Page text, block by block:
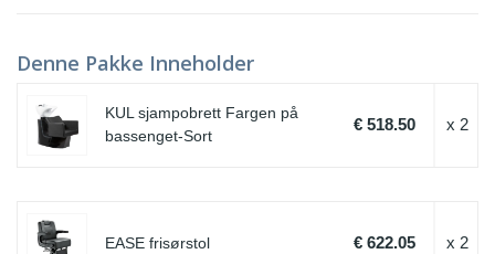
Denne Pakke Inneholder
KUL sjampobrett Fargen på
bassenget-Sort
€ 518.50 x 2
EASE frisørstol € 622.05 x 2